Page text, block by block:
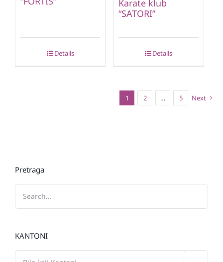
Details
Karate klub
“SATORI”
Details
1 2 … 5 Next
Pretraga
KANTONI